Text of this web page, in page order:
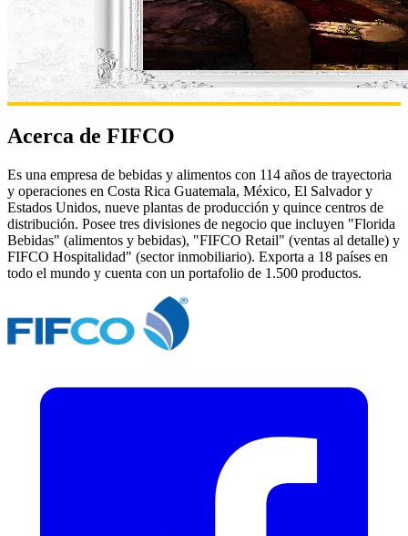
Acerca de FIFCO
Es una empresa de bebidas y alimentos con 114 años de trayectoria
y operaciones en Costa Rica Guatemala, México, El Salvador y
Estados Unidos, nueve plantas de producción y quince centros de
distribución. Posee tres divisiones de negocio que incluyen "Florida
Bebidas" (alimentos y bebidas), "FIFCO Retail" (ventas al detalle) y
FIFCO Hospitalidad" (sector inmobiliario). Exporta a 18 países en
todo el mundo y cuenta con un portafolio de 1.500 productos.